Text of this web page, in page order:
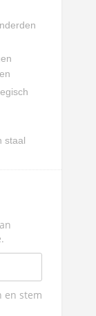
staal
en stem